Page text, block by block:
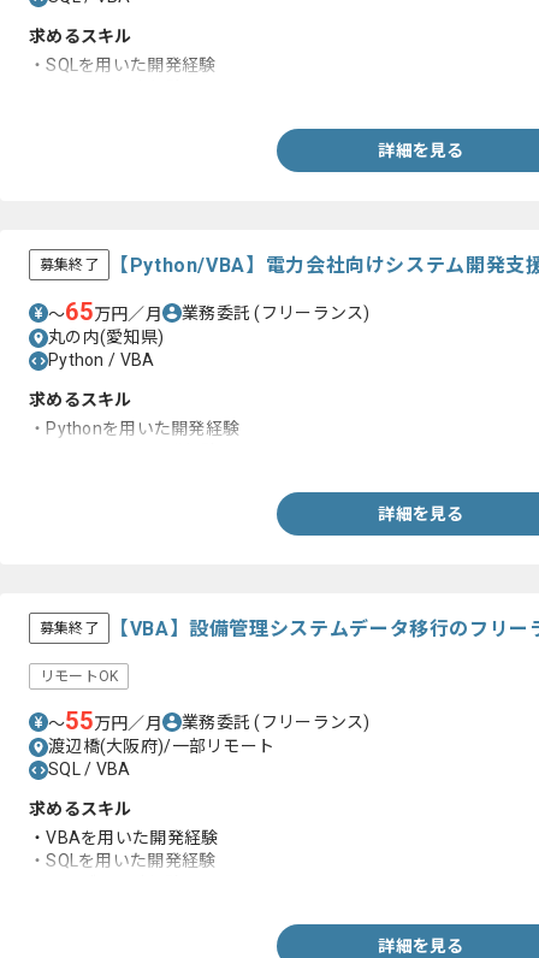
求めるスキル
・SQLを用いた開発経験
詳細を見る
募集終了 【Python/VBA】電力会社向けシステム開発支
〜65万円／月 業務委託(フリーランス)
丸の内(愛知県)
Python / VBA
求めるスキル
・Pythonを用いた開発経験
詳細を見る
募集終了 【VBA】設備管理システムデータ移行のフリ
リモートOK
〜55万円／月 業務委託(フリーランス)
渡辺橋(大阪府)/一部リモート
SQL / VBA
求めるスキル
・VBAを用いた開発経験
・SQLを用いた開発経験
詳細を見る